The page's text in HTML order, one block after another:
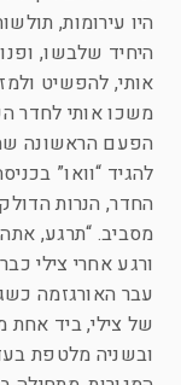
היו עירומות,
היחיד שלבשו,
אותי, להפשיט
משכו אותי לחדר
הפעם הראשונה
להגיד “וואו”
החדר, הנרות
מסביב. “תרגע,
ורגע אחרי צילי
עבר האורגזמה
של צילי, ביד
ובשניה מלטפת